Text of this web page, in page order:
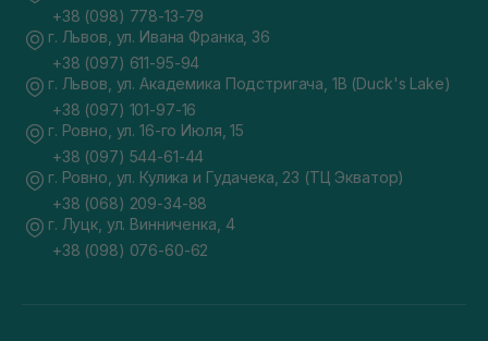
+38 (098) 778-13-79
г. Львов, ул. Ивана Франка, 36
+38 (097) 611-95-94
г. Львов, ул. Академика Подстригача, 1В (Duck's Lake)
+38 (097) 101-97-16
г. Ровно, ул. 16-го Июля, 15
+38 (097) 544-61-44
г. Ровно, ул. Кулика и Гудачека, 23 (ТЦ Экватор)
+38 (068) 209-34-88
г. Луцк, ул. Винниченка, 4
+38 (098) 076-60-62